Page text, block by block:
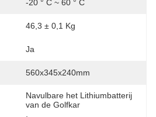
-20 ° C ~ 60 ° C
46,3 ± 0,1 Kg
Ja
560x345x240mm
Navulbare het Lithiumbatterij
van de Golfkar